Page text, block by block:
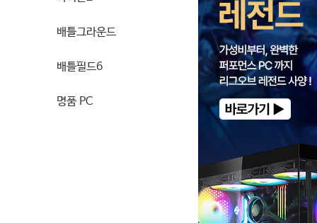
배틀그라운드
배틀필드6
명품 PC